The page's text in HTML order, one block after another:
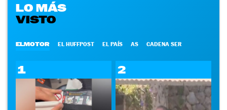
LO MÁS
VISTO
ELMOTOR EL HUFFPOST EL PAÍS AS CADENA SER
1 2